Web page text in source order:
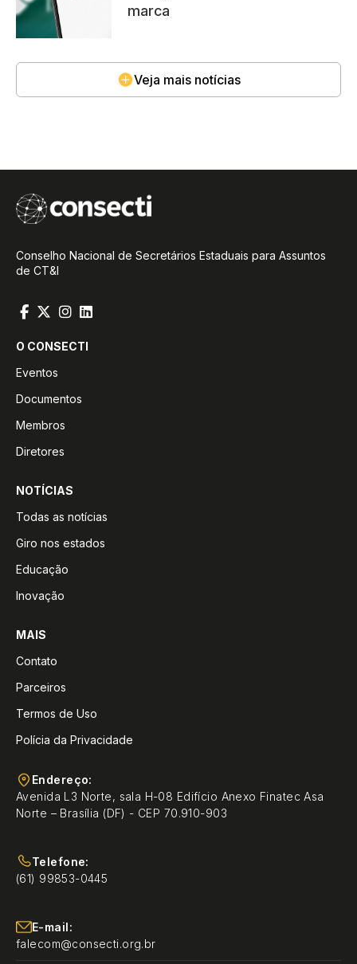
marca
Veja mais notícias
Conselho Nacional de Secretários Estaduais para Assuntos
de CT&I
O CONSECTI
Eventos
Documentos
Membros
Diretores
NOTÍCIAS
Todas as notícias
Giro nos estados
Educação
Inovação
MAIS
Contato
Parceiros
Termos de Uso
Polícia da Privacidade
Endereço:
Avenida L3 Norte, sala H-08 Edifício Anexo Finatec Asa
Norte – Brasília (DF) - CEP 70.910-903
Telefone:
(61) 99853-0445
E-mail:
falecom@consecti.org.br